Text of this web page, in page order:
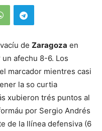
de Zaragoza en
afechu 8-6. Los
marcador mientres casi
la so curtia
xubieron trés puntos al
por Sergio Andrés
de la llínea defensiva (6